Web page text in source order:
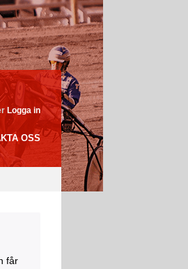
Logga in
OSS
får